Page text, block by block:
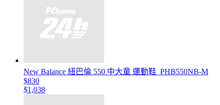
New Balance 紐巴倫 550 中大童 運動鞋_PHB550NB-M
$830
$1,038